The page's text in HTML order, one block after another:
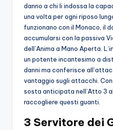
danno a chi li indossa la
una volta per ogni riposo
funzionano con il Monaco, il
accumularsi con la passiva
dell’Anima a Mano Aperta.
un potente incantesimo a
danni ma conferisce
vantaggio sugli attacchi.
sosta anticipata nell’Atto 3
raccogliere questi guanti.
3 Servitore dei